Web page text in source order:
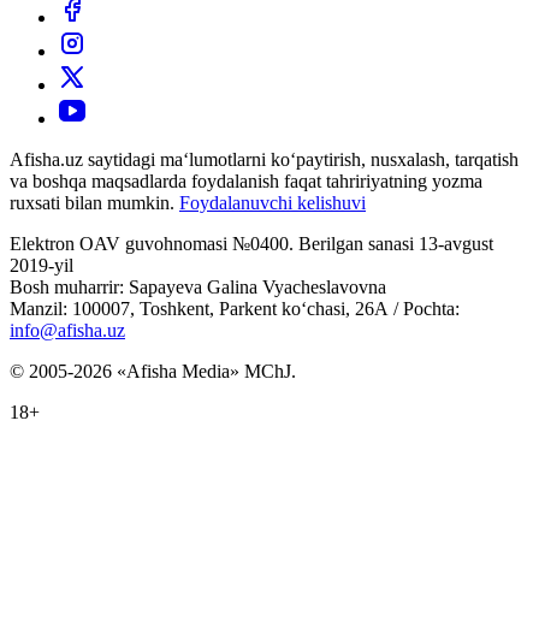
Afisha.uz saytidagi ma‘lumotlarni ko‘paytirish, nusxalash, tarqatish
va boshqa maqsadlarda foydalanish faqat tahririyatning yozma
ruxsati bilan mumkin. Foydalanuvchi kelishuvi
Elektron OAV guvohnomasi №0400. Berilgan sanasi 13-avgust
2019-yil
Bosh muharrir: Sapayeva Galina Vyacheslavovna
Manzil: 100007, Toshkent, Parkent ko‘chasi, 26А / Pochta:
info@afisha.uz
© 2005-2026 «Afisha Media» MChJ.
18+